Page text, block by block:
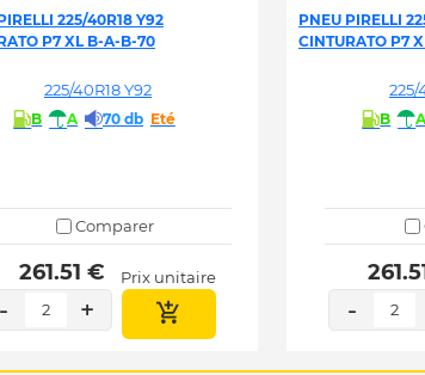
225/40R18 Y92
P7 XL B-A-B-70
225/40R18 Y92
B A 70 db Eté
Comparer
261.51 € Prix unitaire
- 2 +
PNEU PIRELLI
CINTURATO P7
225/
B A
- 2